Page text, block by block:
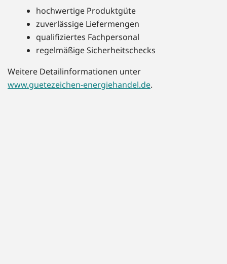
hochwertige Produktgüte
zuverlässige Liefermengen
qualifiziertes Fachpersonal
regelmäßige Sicherheitschecks
Weitere Detailinformationen unter
www.guetezeichen-energiehandel.de.